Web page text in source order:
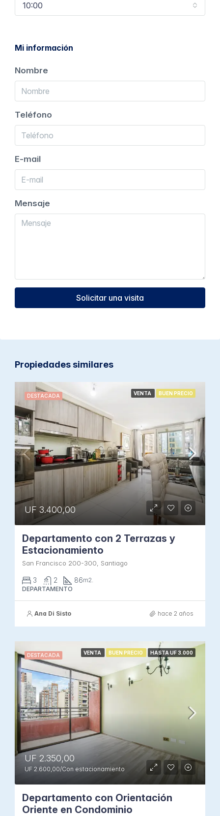
10:00
Mi información
Nombre
Teléfono
E-mail
Mensaje
Solicitar una visita
Propiedades similares
DESTACADA VENTA BUEN PRECIO
UF 3.400,00
Departamento con 2 Terrazas y
Estacionamiento
San Francisco 200-300, Santiago
3 2 86m2.
DEPARTAMENTO
Ana Di Sisto hace 2 años
DESTACADA VENTA BUEN PRECIO HASTA UF 3.000
UF 2.350,00
UF 2.600,00/Con estacionamiento
Departamento con Orientación
Oriente en Condominio